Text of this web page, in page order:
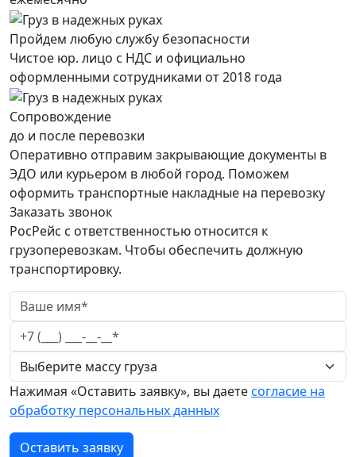
Пройдем любую службу безопасности
Чистое юр. лицо с НДС и официально
оформленными сотрудниками от 2018 года
Сопровождение
до и после перевозки
Оперативно отправим закрывающие документы в
ЭДО или курьером в любой город. Поможем
оформить транспортные накладные на перевозку
Заказать звонок
РосРейс с ответственностью относится к
грузоперевозкам. Чтобы обеспечить должную
транспортировку.
Нажимая «Оставить заявку», вы даетесогласие на
обработку персональных данных
Оставить заявку